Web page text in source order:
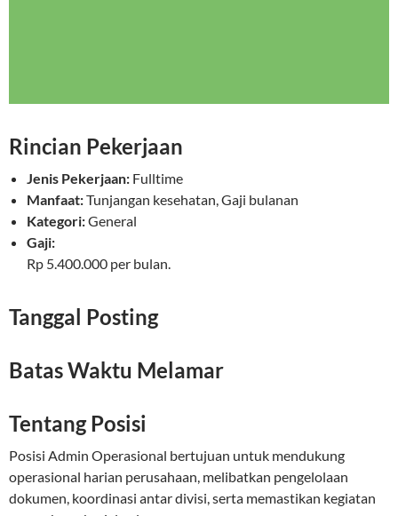
Rincian Pekerjaan
Jenis Pekerjaan: Fulltime
Manfaat:Tunjangan kesehatan, Gaji bulanan
Kategori:General
Gaji:
Rp 5.400.000 per bulan.
Tanggal Posting
Batas Waktu Melamar
Tentang Posisi
Posisi Admin Operasional bertujuan untuk mendukung
operasional harian perusahaan, melibatkan pengelolaan
dokumen, koordinasi antar divisi, serta memastikan kegiatan